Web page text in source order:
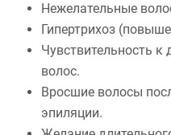
Нежелательные
Гипертрихоз
Чувствительность
волос.
Вросшие волосы
эпиляции.